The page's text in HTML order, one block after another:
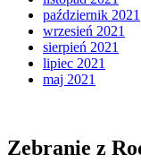
październik 2021
wrzesień 2021
sierpień 2021
lipiec 2021
maj 2021
Zebranie z